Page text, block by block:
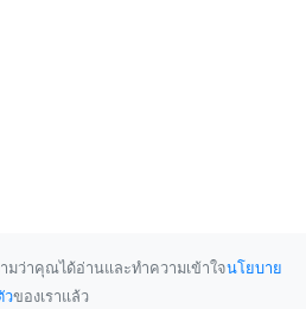
มว่าคุณได้อ่านและทำความเข้าใจนโยบาย
วของเราแล้ว